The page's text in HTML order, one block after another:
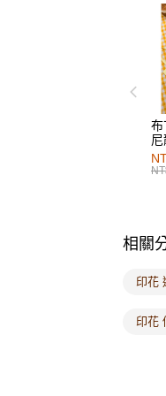
布
相關
印花
印花